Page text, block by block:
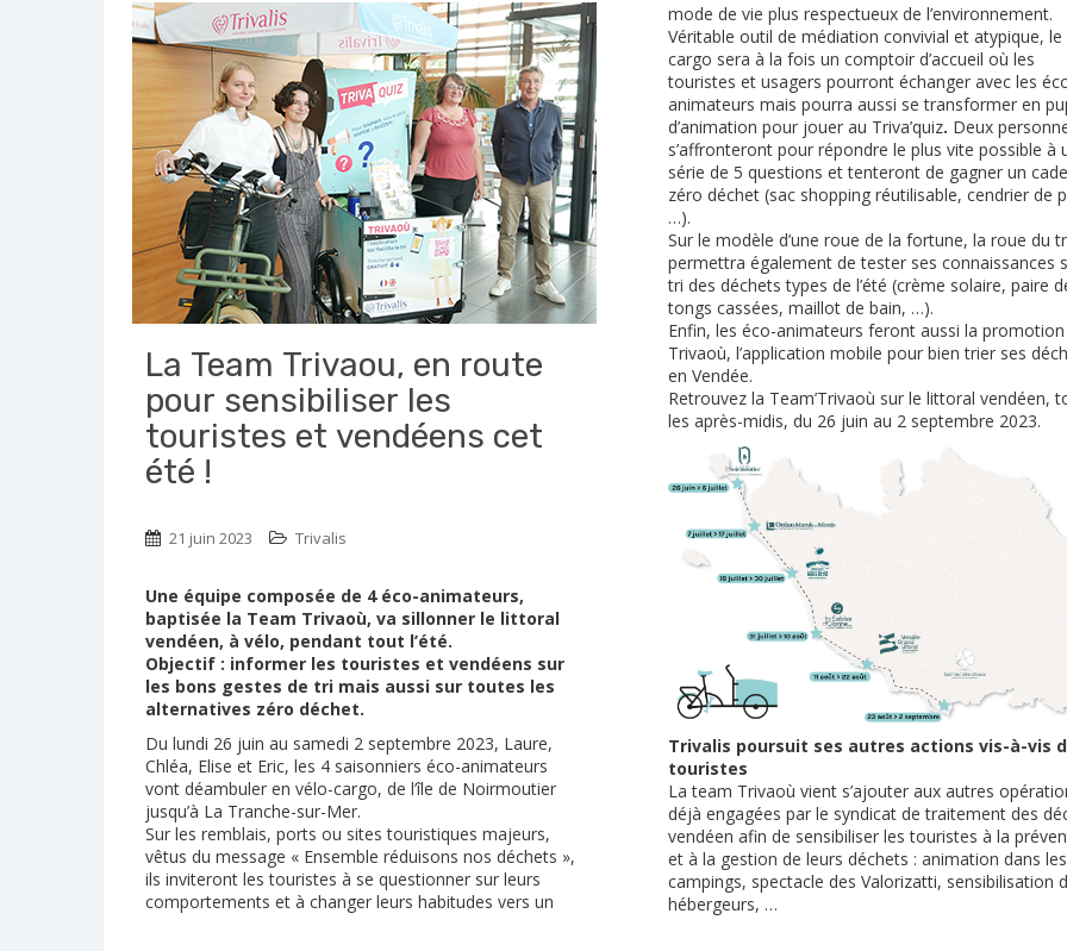
La Team Trivaou, en route
pour sensibiliser les
touristes et vendéens cet
été !
21 juin 2023 Trivalis
Une équipe composée de 4 éco-animateurs,
baptisée la Team Trivaoù, va sillonner le littoral
vendéen, à vélo, pendant tout l’été.
Objectif : informer les touristes et vendéens sur
les bons gestes de tri mais aussi sur toutes les
alternatives zéro déchet.
Du lundi 26 juin au samedi 2 septembre 2023, Laure,
Chléa, Elise et Eric, les 4 saisonniers éco-animateurs
vont déambuler en vélo-cargo, de l’île de Noirmoutier
jusqu’à La Tranche-sur-Mer.
Sur les remblais, ports ou sites touristiques majeurs,
vêtus du message « Ensemble réduisons nos déchets »,
ils inviteront les touristes à se questionner sur leurs
comportements et à changer leurs habitudes vers un
mode de vie plus respectueux de l’environnement.
Véritable outil de médiation convivial et atypique, le
cargo sera à la fois un comptoir d’accueil où les
touristes et usagers pourront échanger avec les
animateurs mais pourra aussi se transformer en
d’animation pour jouer au Triva’quiz. Deux
s’affronteront pour répondre le plus vite possible à
série de 5 questions et tenteront de gagner un
zéro déchet (sac shopping réutilisable, cendrier de
…).
Sur le modèle d’une roue de la fortune, la roue du
permettra également de tester ses connaissances
tri des déchets types de l’été (crème solaire, paire
tongs cassées, maillot de bain, …).
Enfin, les éco-animateurs feront aussi la promotion
Trivaoù, l’application mobile pour bien trier ses
en Vendée.
Retrouvez la Team’Trivaoù sur le littoral vendéen,
les après-midis, du 26 juin au 2 septembre 2023.
Trivalis poursuit ses autres actions vis-à-vis
touristes
La team Trivaoù vient s’ajouter aux autres
déjà engagées par le syndicat de traitement des
vendéen afin de sensibiliser les touristes à la
et à la gestion de leurs déchets : animation dans les
campings, spectacle des Valorizatti, sensibilisation
hébergeurs, …